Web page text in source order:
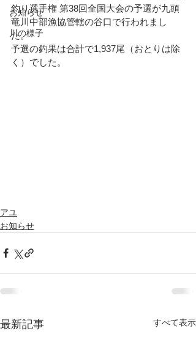
お知らせ
川の様子
釣り選手権 第38回全国大会の予選が九頭
竜川中部漁協管轄の谷口で行われまし
た。
予選の釣果は合計で1,937尾（おとりは除
く）でした。
アユ
お知らせ
最新記事 すべて表示